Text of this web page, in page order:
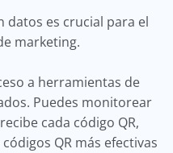
datos es crucial para el
marketing.
a herramientas de
Puedes monitorear
cada código QR,
QR más efectivas